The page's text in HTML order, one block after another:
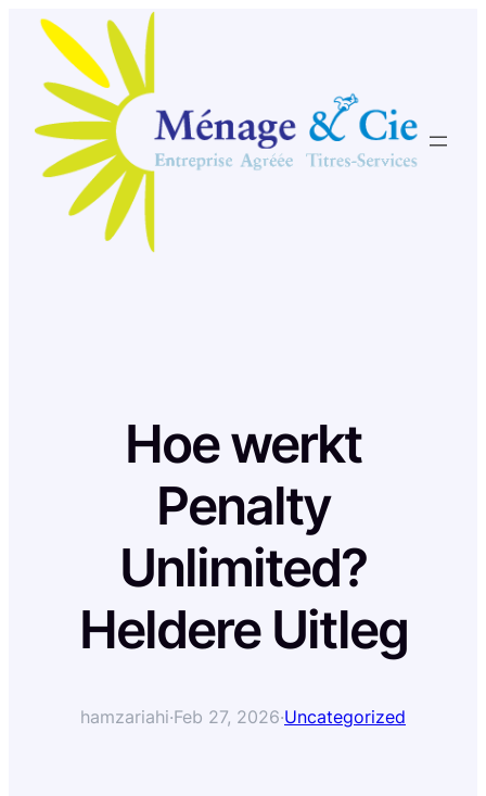
Skip
Hoe werkt
Penalty
Unlimited?
Heldere Uitleg
hamzariahi·Feb 27, 2026·Uncategorized